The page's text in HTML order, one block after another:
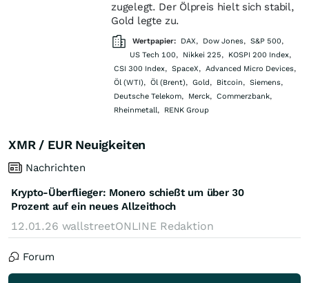
zugelegt. Der Ölpreis hielt sich stabil,
Gold legte zu.
Wertpapier: DAX, Dow Jones, S&P 500,
US Tech 100, Nikkei 225, KOSPI 200 Index,
CSI 300 Index, SpaceX, Advanced Micro Devices,
Öl (WTI), Öl (Brent), Gold, Bitcoin, Siemens,
Deutsche Telekom, Merck, Commerzbank,
Rheinmetall, RENK Group
XMR / EUR Neuigkeiten
Nachrichten
Krypto-Überflieger: Monero schießt um über 30
Prozent auf ein neues Allzeithoch
12.01.26 wallstreetONLINE Redaktion
Forum